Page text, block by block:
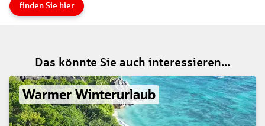
finden Sie hier
Das könnte Sie auch interessieren...
Warmer Winterurlaub